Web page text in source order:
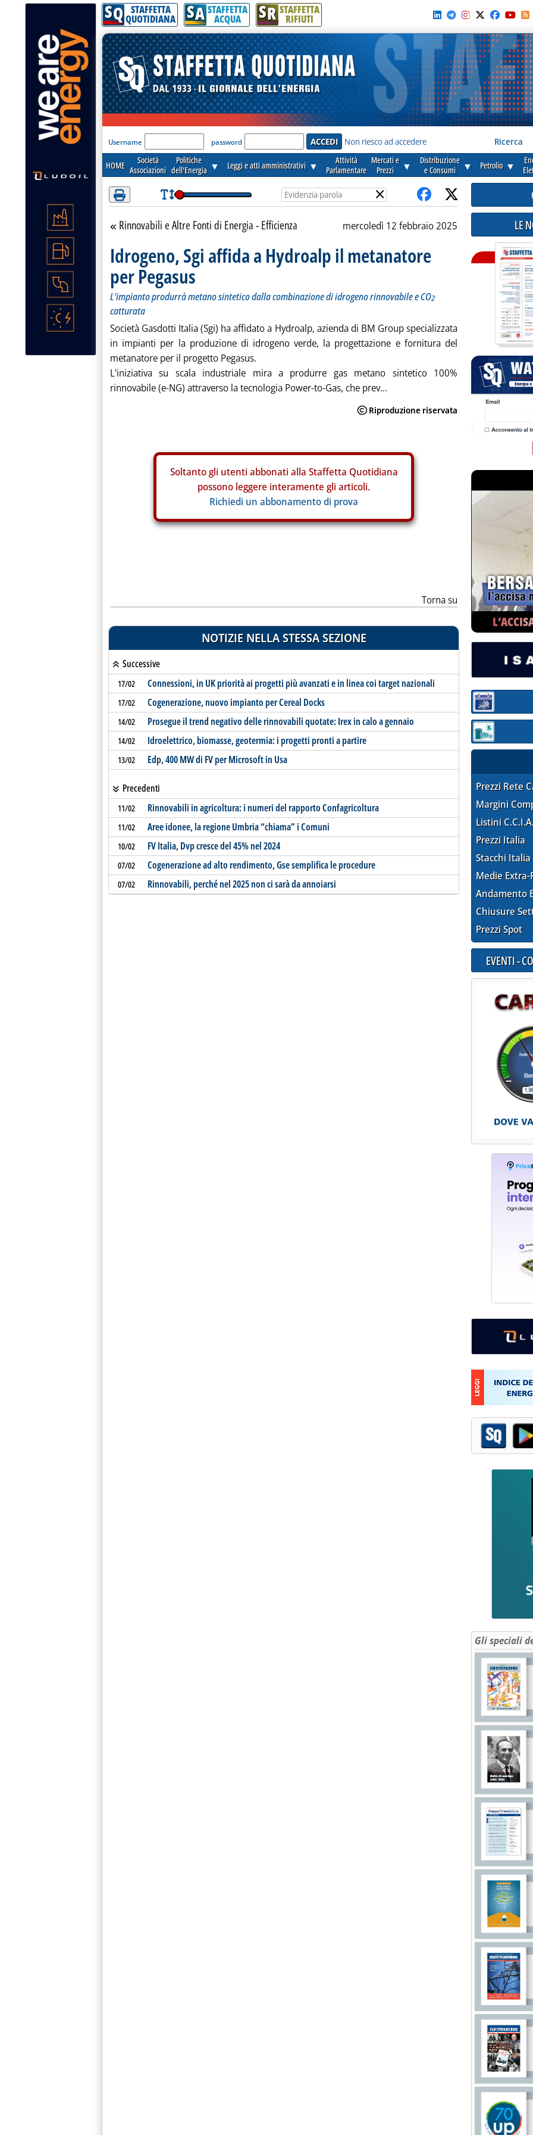
Attenzione! Esegui l'accesso per lèggere interamente la notizia.
SQ STAFFETTA
QUOTIDIANA SA STAFFETTA
ACQUA SR STAFFETTA
RIFIUTI
'Modulo Login per accedere'
Username password Non riesco ad accedere Ricerca
HOME
Società
Associazioni
Politiche
dell'Energia ▼ Leggi e atti amministrativi ▼
Attività
Parlamentare
Mercati e
Prezzi
▼
Distribuzione
e Consumi
▼ Petrolio ▼
×
Torna alla sezione
Rinnovabili e Altre Fonti di Energia - Efficienza mercoledì 12 febbraio 2025
Idrogeno, Sgi affida a Hydroalp il metanatore
per Pegasus
L'impianto produrrà metano sintetico dalla combinazione di idrogeno rinnovabile e CO2
catturata
Società Gasdotti Italia (Sgi) ha affidato a Hydroalp, azienda di BM Group specializzata
in impianti per la produzione di idrogeno verde, la progettazione e fornitura del
metanatore per il progetto Pegasus.
L'iniziativa su scala industriale mira a produrre gas metano sintetico 100%
rinnovabile (e-NG) attraverso la tecnologia Power-to-Gas, che prev...
Soltanto gli utenti abbonati alla Staffetta Quotidiana
possono leggere interamente gli articoli.
Richiedi un abbonamento di prova
Torna su
NOTIZIE NELLA STESSA SEZIONE
Successive
17/02 Connessioni, in UK priorità ai progetti più avanzati e in linea coi target nazionali
17/02 Cogenerazione, nuovo impianto per Cereal Docks
14/02 Prosegue il trend negativo delle rinnovabili quotate: Irex in calo a gennaio
14/02 Idroelettrico, biomasse, geotermia: i progetti pronti a partire
13/02 Edp, 400 MW di FV per Microsoft in Usa
Precedenti
11/02 Rinnovabili in agricoltura: i numeri del rapporto Confagricoltura
11/02 Aree idonee, la regione Umbria “chiama” i Comuni
10/02 FV Italia, Dvp cresce del 45% nel 2024
07/02 Cogenerazione ad alto rendimento, Gse semplifica le procedure
07/02 Rinnovabili, perché nel 2025 non ci sarà da annoiarsi
LE
Sezione:
Sezione:
Prezzi Rete
Margini
Listini
Prezzi Italia
Stacchi Italia
Medie Extra-
Andamento
Chiusure
Prezzi Spot
EVENTI -
Gli speciali